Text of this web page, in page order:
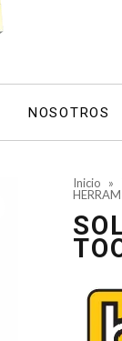
NOSOTROS
Inicio »